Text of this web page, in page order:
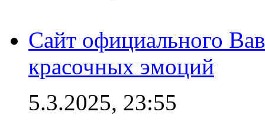
Сайт официального
красочных эмоций
5.3.2025, 23:55